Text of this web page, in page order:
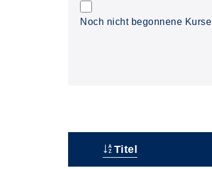
Noch nicht begonnene Kurse
Titel